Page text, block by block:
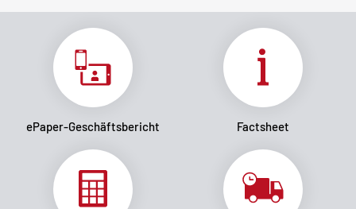
ePaper-Geschäftsbericht Factsheet